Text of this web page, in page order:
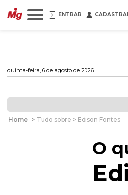
ENTRAR
quinta-feira, 6 de agosto de 2026
Home > Tudo sobre > Edison Fontes
O